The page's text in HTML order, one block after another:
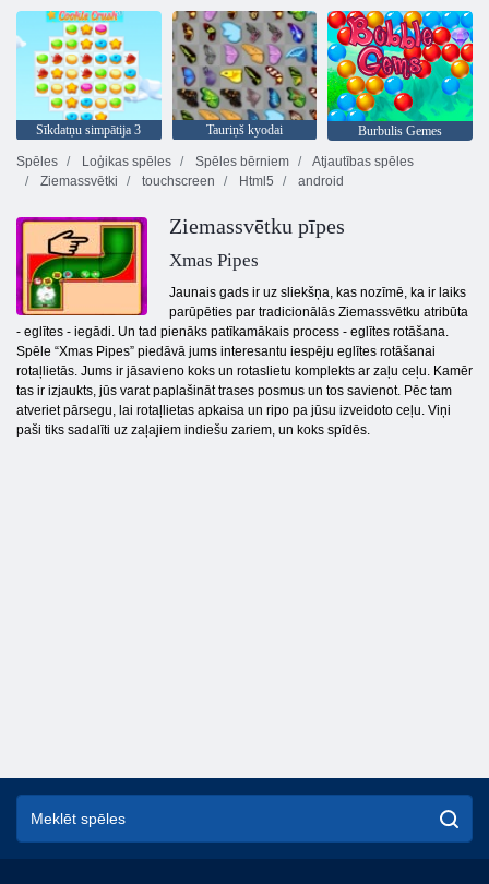
Sīkdatņu simpātija 3 Tauriņš kyodai
Burbulis Gemes
Spēles
Loģikas spēles Spēles bērniem
Atjautības spēles
Ziemassvētki
touchscreen Html5 android
Ziemassvētku pīpes
Xmas Pipes
Jaunais gads ir uz sliekšņa, kas nozīmē, ka ir laiks
parūpēties par tradicionālās Ziemassvētku atribūta
- eglītes - iegādi. Un tad pienāks patīkamākais process - eglītes rotāšana.
Spēle “Xmas Pipes” piedāvā jums interesantu iespēju eglītes rotāšanai
rotaļlietās. Jums ir jāsavieno koks un rotaslietu komplekts ar zaļu ceļu. Kamēr
tas ir izjaukts, jūs varat paplašināt trases posmus un tos savienot. Pēc tam
atveriet pārsegu, lai rotaļlietas apkaisa un ripo pa jūsu izveidoto ceļu. Viņi
paši tiks sadalīti uz zaļajiem indiešu zariem, un koks spīdēs.